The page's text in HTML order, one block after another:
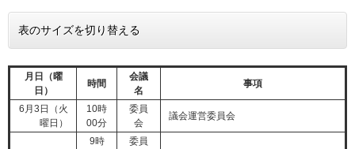
表のサイズを切り替える
月日（曜
日）
時間
会議
名
事項
6月3日（火
曜日）
10時
00分
委員
会
議会運営委員会
9時
委員